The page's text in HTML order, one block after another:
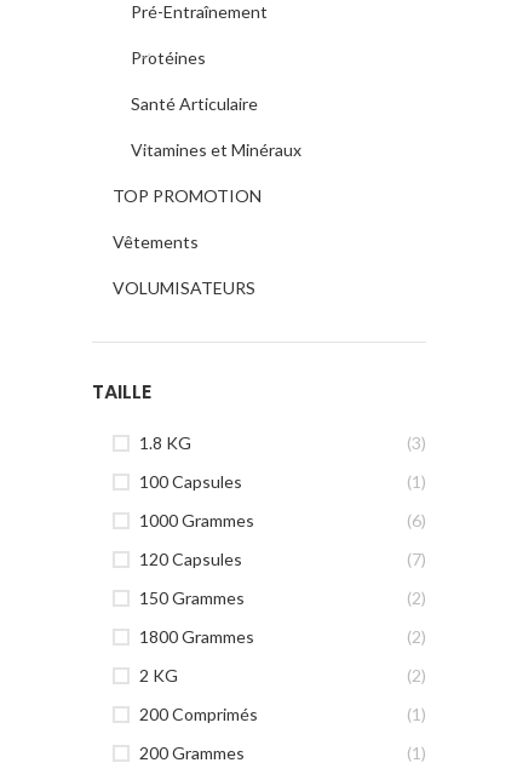
Victor Martinez
Signature
Pré-Entraînement
Protéines
Santé Articulaire
Vitamines et Minéraux
TOP PROMOTION
Vêtements
VOLUMISATEURS
TAILLE
1.8 KG
(3)
100 Capsules
(1)
1000 Grammes
(6)
120 Capsules
(7)
150 Grammes
(2)
1800 Grammes
(2)
2 KG
(2)
200 Comprimés
(1)
200 Grammes
(1)